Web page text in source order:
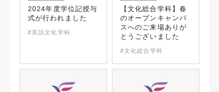
2024年度学位記授与
式が行われました
#英語文化学科
【文化総合学科】春
のオープンキャンパ
スへのご来場ありが
とうございました
#文化総合学科